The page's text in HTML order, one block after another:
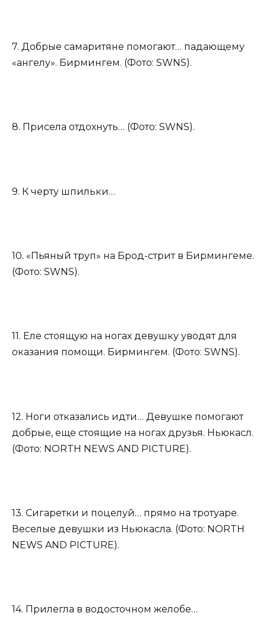
7. Добрые самаритяне помогают… падающему
«ангелу». Бирмингем. (Фото: SWNS).
8. Присела отдохнуть… (Фото: SWNS).
9. К черту шпильки…
10. «Пьяный труп» на Брод-стрит в Бирмингеме.
(Фото: SWNS).
11. Еле стоящую на ногах девушку уводят для
оказания помощи. Бирмингем. (Фото: SWNS).
12. Ноги отказались идти… Девушке помогают
добрые, еще стоящие на ногах друзья. Ньюкасл.
(Фото: NORTH NEWS AND PICTURE).
13. Сигаретки и поцелуй… прямо на тротуаре.
Веселые девушки из Ньюкасла. (Фото: NORTH
NEWS AND PICTURE).
14. Прилегла в водосточном желобе…